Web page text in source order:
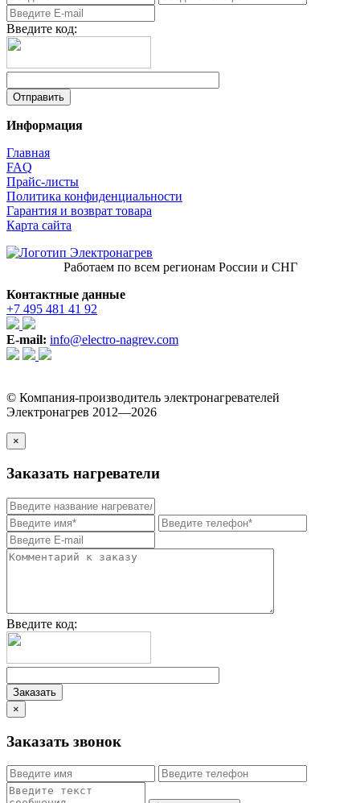
Введите код:
Информация
Главная
FAQ
Прайс-листы
Политика конфиденциальности
Гарантия и возврат товара
Карта сайта
Работаем по всем регионам России и СНГ
Контактные данные
+7 495 481 41 92
E-mail: info@electro-nagrev.com
© Компания-производитель электронагревателей
Электронагрев 2012—2026
×
Заказать нагреватели
Введите код:
×
Заказать звонок